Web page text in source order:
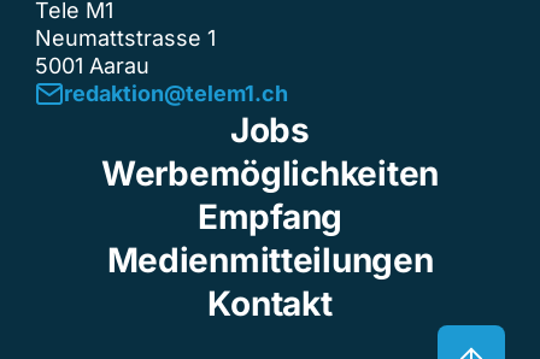
Tele M1
Neumattstrasse 1
5001 Aarau
redaktion@telem1.ch
Jobs
Werbemöglichkeiten
Empfang
Medienmitteilungen
Kontakt